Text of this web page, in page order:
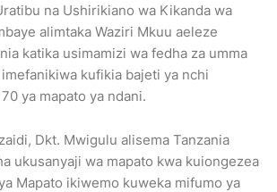
na Ushirikiano wa Kikanda wa
alimtaka Waziri Mkuu aeleze
katika usimamizi wa fedha za umma
kufikia bajeti ya nchi
ya mapato ya ndani.
Dkt. Mwigulu alisema Tanzania
ukusanyaji wa mapato kwa kuiongezea
Mapato ikiwemo kuweka mifumo ya